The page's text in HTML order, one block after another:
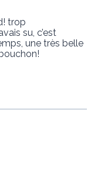
trop
su, c’est
une très belle